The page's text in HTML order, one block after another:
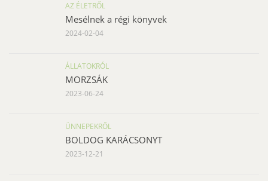
AZ ÉLETRŐL
Mesélnek a régi könyvek
2024-02-04
ÁLLATOKRÓL
MORZSÁK
2023-06-24
ÜNNEPEKRŐL
BOLDOG KARÁCSONYT
2023-12-21